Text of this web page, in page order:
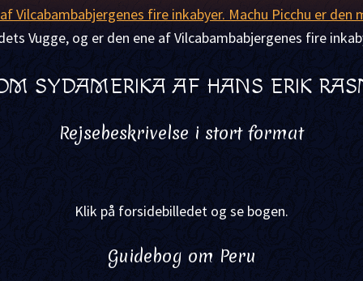
Vugge, og er den ene af Vilcabambabjergenes fire
SYDAMERIKA AF HANS ERIK
Rejsebeskrivelse i stort format
Klik på forsidebilledet og se bogen.
Guidebog om Peru